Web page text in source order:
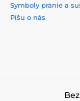
Symboly pranie a
Píšu o nás